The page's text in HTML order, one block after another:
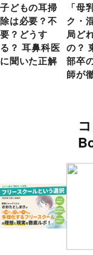
子どもの耳掃
除は必要？不
要？どうす
る？ 耳鼻科医
に聞いた正解
「母
ク・
局ど
の？
部卒
師が